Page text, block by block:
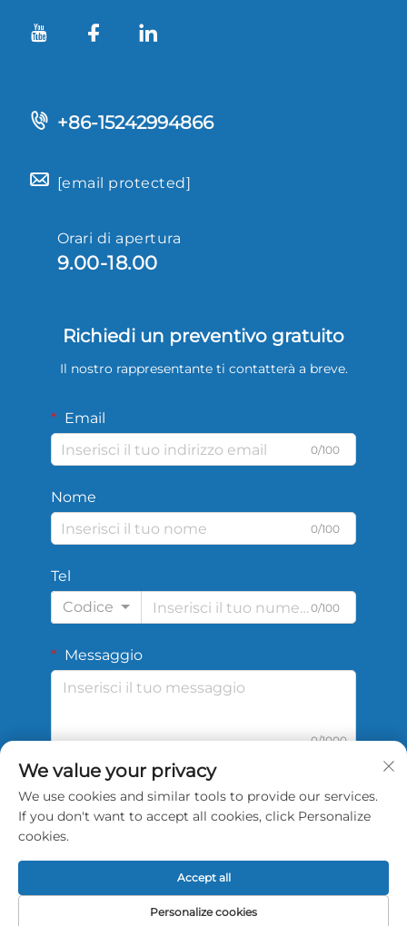
+86-15242994866
[email protected]
Orari di apertura
9.00-18.00
Richiedi un preventivo gratuito
Il nostro rappresentante ti contatterà a breve.
Email
0/100
Nome
0/100
Tel
Codice
0/100
Messaggio
0/1000
Invia
Copyright © 2026 China Shengshi Sports Tech
We value your privacy
We use cookies and similar tools to provide our services.
If you don't want to accept all cookies, click Personalize
cookies.
Personalize cookies
Accept all